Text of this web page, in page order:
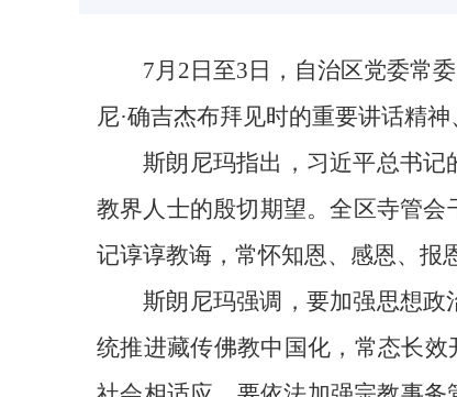
7月2日至3日，自治区党委常
尼·确吉杰布拜见时的重要讲话精
斯朗尼玛指出，习近平总书
教界人士的殷切期望。全区寺管
记谆谆教诲，常怀知恩、感恩、报
斯朗尼玛强调，要加强思想
统推进藏传佛教中国化，常态长效